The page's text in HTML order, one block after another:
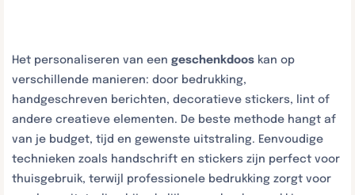
Het personaliseren van een geschenkdoos kan op
verschillende manieren: door bedrukking,
handgeschreven berichten, decoratieve stickers, lint of
andere creatieve elementen. De beste methode hangt af
van je budget, tijd en gewenste uitstraling. Eenvoudige
technieken zoals handschrift en stickers zijn perfect voor
thuisgebruik, terwijl professionele bedrukking zorgt voor